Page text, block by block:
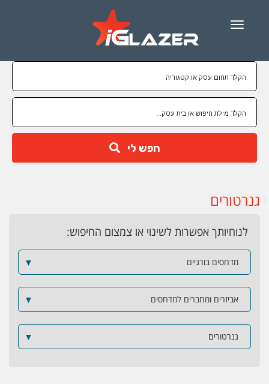
Menu
חפש לי
גנרטורים
לנוחיותך אפשרות לשינוי או צמצום החיפוש:
מדחסים בורגיים ▼
אביזרים ומחברים למדחסים ▼
גנרטורים ▼